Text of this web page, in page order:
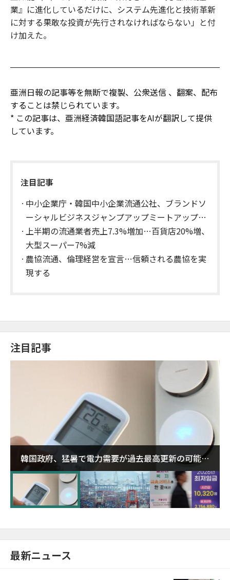
業』に進化しているだけに、システム先進化と技術革新
に対する果敢な投資が先行されなければならない」と付
け加えた。
亜洲日報の記事等を無断で複製、公衆送信 、翻案、配布
することは禁じられています。
* この記事は、亜洲経済韓国語記事をAIが翻訳して提供
しています。
注目記事
中小企業庁・韓国中小企業流通公社、ブランドソ
ーシャルビジネスジャンプアップミートアップデ
ーを開催
上半期の流通業者売上7.3%増加…百貨店20%増、
大型スーパー7%減
農協流通、倫理経営を宣言…信頼される農協を実
現する
注目記事
韓国政府、猛暑で電力需要が過去最高更新の可能性
に需給対応体制を点検
最新ニュース